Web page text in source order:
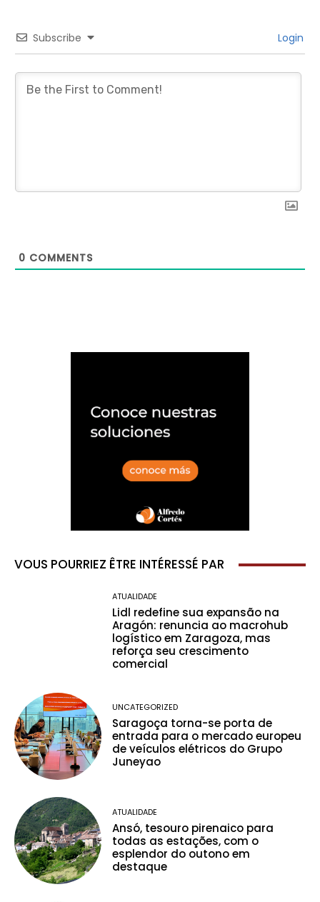
Subscribe Login
0 COMMENTS
VOUS POURRIEZ ÊTRE INTÉRESSÉ PAR
ATUALIDADE
Lidl redefine sua expansão na
Aragón: renuncia ao macrohub
logístico em Zaragoza, mas
reforça seu crescimento
comercial
UNCATEGORIZED
Saragoça torna-se porta de
entrada para o mercado europeu
de veículos elétricos do Grupo
Juneyao
ATUALIDADE
Ansó, tesouro pirenaico para
todas as estações, com o
esplendor do outono em
destaque